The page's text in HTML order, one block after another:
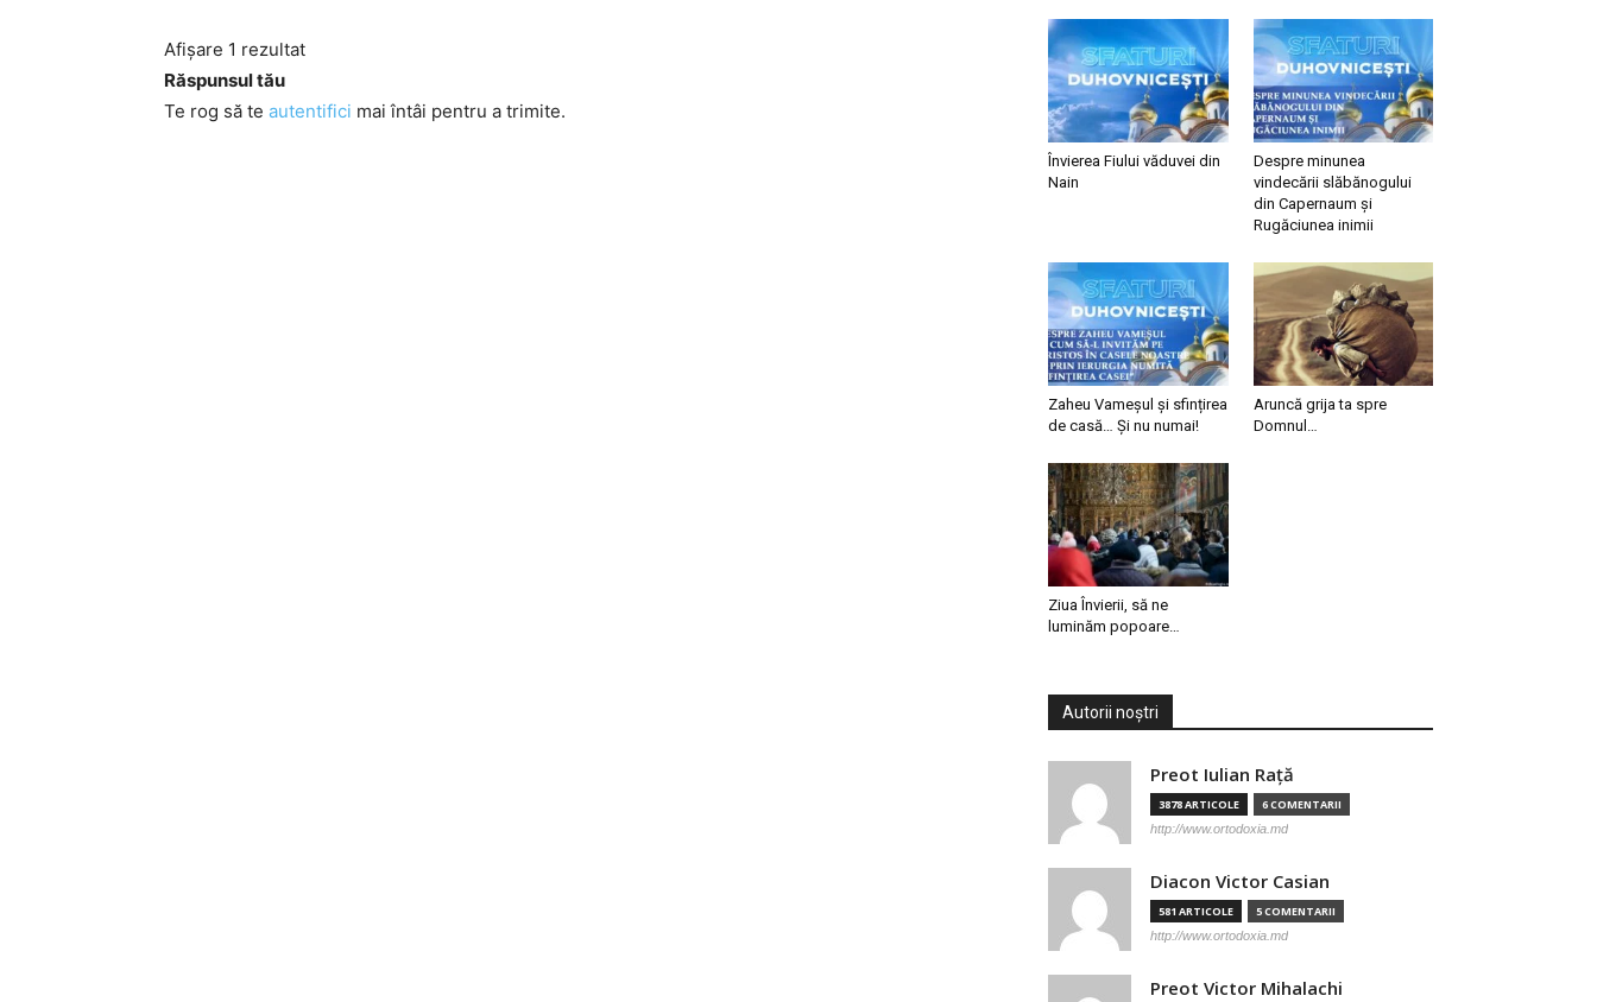
Afișare 1 rezultat
Răspunsul tău
Te rog să te autentifici mai întâi pentru a trimite.
Învierea Fiului văduvei din
Nain
Despre minunea
vindecării slăbănogului
din Capernaum și
Rugăciunea inimii
Zaheu Vameșul și sfințirea
de casă… Și nu numai!
Aruncă grija ta spre
Domnul…
Ziua Învierii, să ne
luminăm popoare…
Autorii noștri
Preot Iulian Raţă
3878 ARTICOLE 6 COMENTARII
http://www.ortodoxia.md
Diacon Victor Casian
581 ARTICOLE 5 COMENTARII
http://www.ortodoxia.md
Preot Victor Mihalachi